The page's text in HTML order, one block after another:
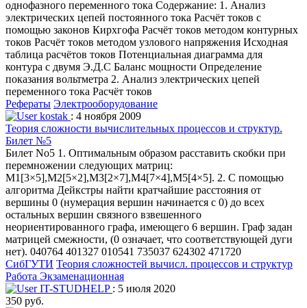
однофазного переменного тока Содержание: 1. Анализ
электрических цепей постоянного тока Расчёт токов с
помощью законов Кирхгофа Расчёт токов методом контурных
токов Расчёт токов методом узлового напряжения Исходная
таблица расчётов токов Потенциальная диаграмма для
контура с двумя Э.Д.С Баланс мощности Определение
показания вольтметра 2. Анализ электрических цепей
переменного тока Расчёт токов
Рефераты Электрооборудование
kostak : 4 ноября 2009
Теория сложности вычислительных процессов и структур.
Билет №5
Билет No5 1. Оптимальным образом расставить скобки при
перемножении следующих матриц:
M1[3×5],M2[5×2],M3[2×7],M4[7×4],M5[4×5]. 2. С помощью
алгоритма Дейкстры найти кратчайшие расстояния от
вершины 0 (нумерация вершин начинается с 0) до всех
остальных вершин связного взвешенного
неориентированного графа, имеющего 6 вершин. Граф задан
матрицей смежности, (0 означает, что соответствующей дуги
нет). 040764 401327 010541 735037 624302 471720
СибГУТИ Теория сложностей вычисл. процессов и структур
Работа Экзаменационная
IT-STUDHELP : 5 июля 2020
350 руб.